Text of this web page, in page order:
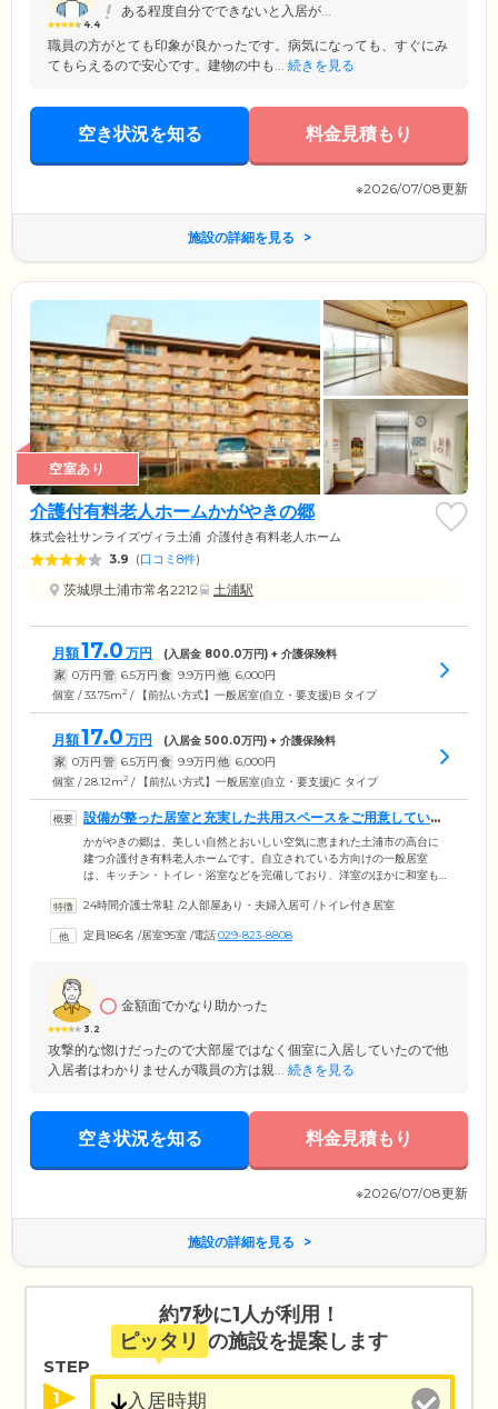
4.4
ある程度自分でできないと入居が...
職員の方がとても印象が良かったです。病気になっても、すぐにみ
てもらえるので安心です。建物の中も... 続きを見る
空き状況を知る 料金見積もり
※2026/07/08更新
施設の詳細を見る
空室あり
介護付有料老人ホームかがやきの郷
株式会社サンライズヴィラ土浦 介護付き有料老人ホーム
3.9 (口コミ8件)
茨城県土浦市常名2212 土浦駅
月額17.0 万円 (入居金 800.0万円) + 介護保険料
家 0万円 管 6.5万円 食 9.9万円 他 6,000円
個室 / 33.75m2 / 【前払い方式】一般居室(自立・要支援)B タイプ
月額17.0 万円 (入居金 500.0万円) + 介護保険料
家 0万円 管 6.5万円 食 9.9万円 他 6,000円
個室 / 28.12m2 / 【前払い方式】一般居室(自立・要支援)C タイプ
設備が整った居室と充実した共用スペースをご用意していま
す
かがやきの郷は、美しい自然とおいしい空気に恵まれた土浦市の高台に
建つ介護付き有料老人ホームです。自立されている方向けの一般居室
は、キッチン・トイレ・浴室などを完備しており、洋室のほかに和室も
あり、24時間の介護体制をとっています。また共用スペースも充実。
備えた健康増進室などは、毎日の生活にうれしい設備です。アトリエ、
24時間介護士常駐 /2人部屋あり・夫婦入居可 /トイレ付き居室
定員186名 /居室95室 /電話029-823-8808
3.2
金額面でかなり助かった
攻撃的な惚けだったので大部屋ではなく個室に入居していたので他
入居者はわかりませんが職員の方は親... 続きを見る
空き状況を知る 料金見積もり
※2026/07/08更新
施設の詳細を見る
約7秒に1人が利用！
ピッタリ の施設を提案します
STEP
1